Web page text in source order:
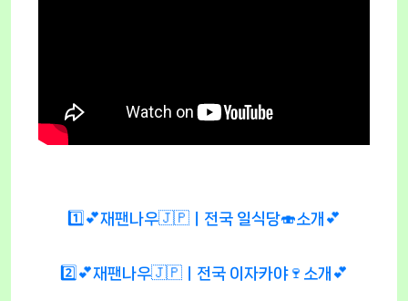
1️⃣💕재팬나우🇯🇵ㅣ전국 일식당🍣소개💕
2️⃣💕재팬나우🇯🇵ㅣ전국 이자카야🍷소개💕